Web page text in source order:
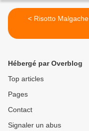
< Risotto Malgache
Hébergé par Overblog
Top articles
Pages
Contact
Signaler un abus